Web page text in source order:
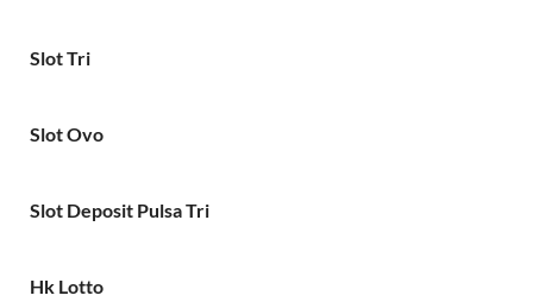
Slot Tri
Slot Ovo
Slot Deposit Pulsa Tri
Hk Lotto